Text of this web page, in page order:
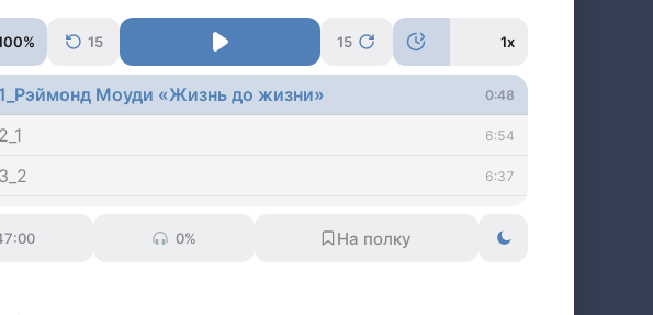
15 15 1x
Моуди «Жизнь до жизни» 0:48
6:54
6:37
0%